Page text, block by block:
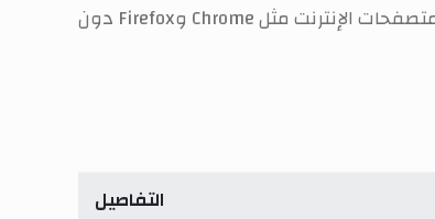
هل تبحث عن طريقة لمراقبة متجرك في القاهرة أو منزلك في الجيزة؟ هذه الكاميرا تتيح لك الوصول إلى البث المباشر عبر متصفحات الإنترنت مثل Chrome وFirefox دون
التفاصيل